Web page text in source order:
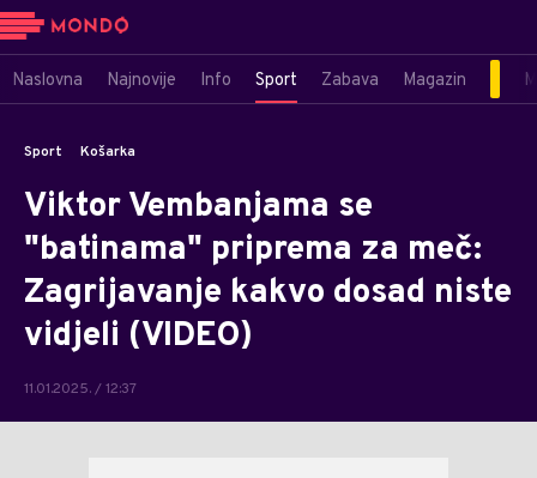
Naslovna Najnovije Info Sport Zabava Magazin
Sport Košarka
Viktor Vembanjama se
"batinama" priprema za meč:
Zagrijavanje kakvo dosad niste
vidjeli (VIDEO)
11.01.2025. / 12:37